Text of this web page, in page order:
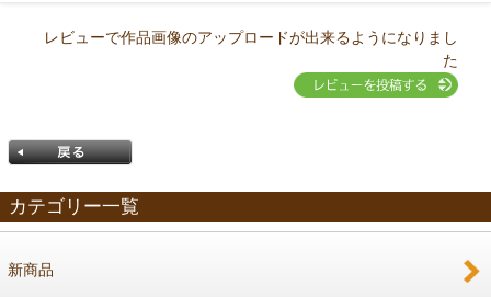
レビューで作品画像のアップロードが出来るようになりまし
た
カテゴリー一覧
新商品